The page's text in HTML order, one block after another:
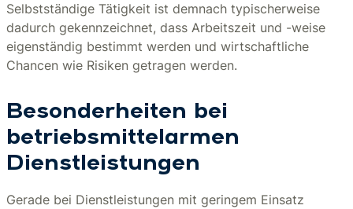
Selbstständige Tätigkeit ist demnach typischerweise
dadurch gekennzeichnet, dass Arbeitszeit und -weise
eigenständig bestimmt werden und wirtschaftliche
Chancen wie Risiken getragen werden.
Besonderheiten bei
betriebsmittelarmen
Dienstleistungen
Gerade bei Dienstleistungen mit geringem Einsatz